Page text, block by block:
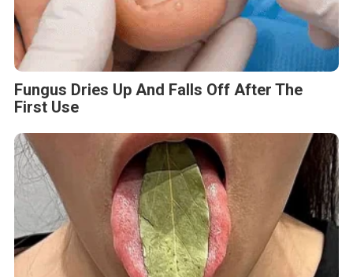
Fungus Dries Up And Falls Off After The
First Use